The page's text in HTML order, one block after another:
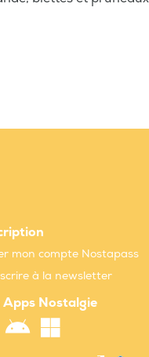
mon compte Nostapass
à la newsletter
Apps Nostalgie